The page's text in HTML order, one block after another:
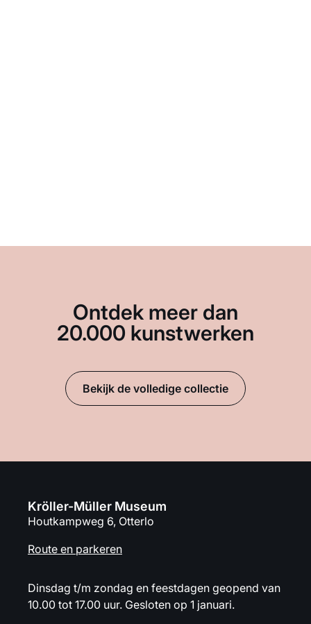
Ontdek meer dan
20.000 kunstwerken
Bekijk de volledige collectie
Kröller-Müller Museum
Houtkampweg 6, Otterlo
Route en parkeren
Dinsdag t/m zondag en feestdagen geopend van
10.00 tot 17.00 uur. Gesloten op 1 januari.